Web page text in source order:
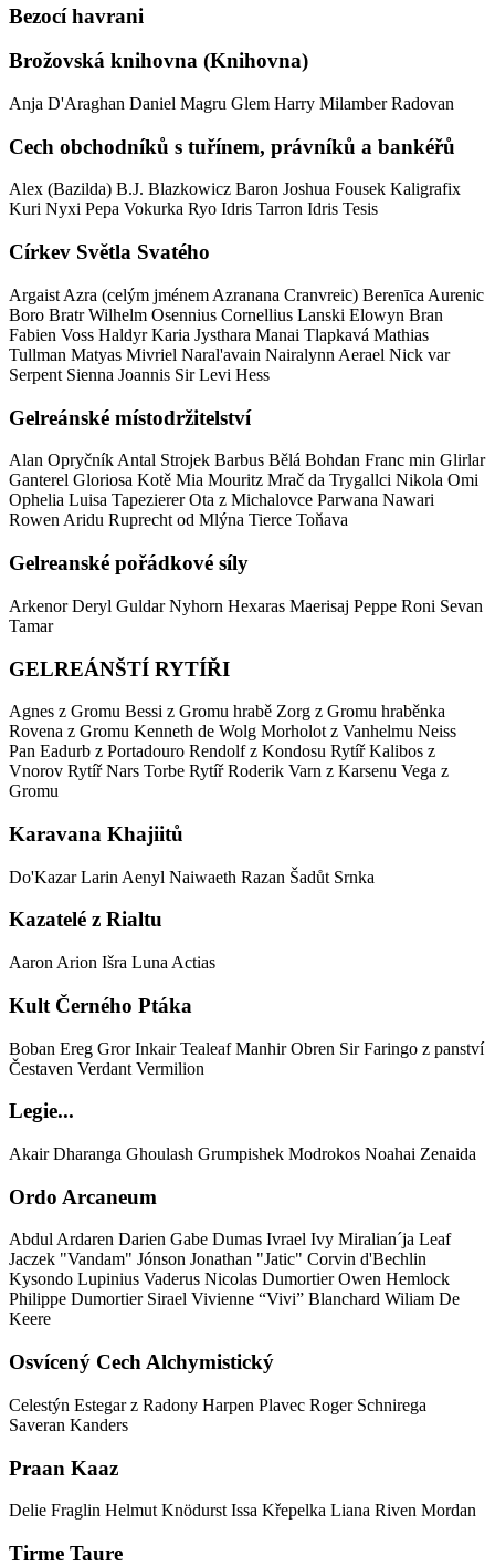
Bezocí havrani
Brožovská knihovna (Knihovna)
Anja D'Araghan Daniel Magru Glem Harry Milamber Radovan
Cech obchodníků s tuřínem, právníků a bankéřů
Alex (Bazilda) B.J. Blazkowicz Baron Joshua Fousek Kaligrafix
Kuri Nyxi Pepa Vokurka Ryo Idris Tarron Idris Tesis
Církev Světla Svatého
Argaist Azra (celým jménem Azranana Cranvreic) Berenīca Aurenic
Boro Bratr Wilhelm Osennius Cornellius Lanski Elowyn Bran
Fabien Voss Haldyr Karia Jysthara Manai Tlapkavá Mathias
Tullman Matyas Mivriel Naral'avain Nairalynn Aerael Nick var
Serpent Sienna Joannis Sir Levi Hess
Gelreánské místodržitelství
Alan Opryčník Antal Strojek Barbus Bělá Bohdan Franc min Glirlar
Ganterel Gloriosa Kotě Mia Mouritz Mrač da Trygallci Nikola Omi
Ophelia Luisa Tapezierer Ota z Michalovce Parwana Nawari
Rowen Aridu Ruprecht od Mlýna Tierce Toňava
Gelreanské pořádkové síly
Arkenor Deryl Guldar Nyhorn Hexaras Maerisaj Peppe Roni Sevan
Tamar
GELREÁNŠTÍ RYTÍŘI
Agnes z Gromu Bessi z Gromu hrabě Zorg z Gromu hraběnka
Rovena z Gromu Kenneth de Wolg Morholot z Vanhelmu Neiss
Pan Eadurb z Portadouro Rendolf z Kondosu Rytíř Kalibos z
Vnorov Rytíř Nars Torbe Rytíř Roderik Varn z Karsenu Vega z
Gromu
Karavana Khajiitů
Do'Kazar Larin Aenyl Naiwaeth Razan Šadůt Srnka
Kazatelé z Rialtu
Aaron Arion Išra Luna Actias
Kult Černého Ptáka
Boban Ereg Gror Inkair Tealeaf Manhir Obren Sir Faringo z panství
Čestaven Verdant Vermilion
Legie...
Akair Dharanga Ghoulash Grumpishek Modrokos Noahai Zenaida
Ordo Arcaneum
AbdulArdaren Darien Gabe Dumas Ivrael Ivy Miralian´ja Leaf
Jaczek "Vandam" Jónson Jonathan "Jatic" Corvin d'Bechlin
Kysondo Lupinius Vaderus Nicolas Dumortier Owen Hemlock
Philippe Dumortier Sirael Vivienne “Vivi” Blanchard Wiliam De
Keere
Osvícený Cech Alchymistický
Celestýn Estegar z Radony Harpen Plavec Roger Schnirega
Saveran Kanders
Praan Kaaz
Delie Fraglin Helmut Knödurst Issa Křepelka Liana Riven Mordan
Tirme Taure